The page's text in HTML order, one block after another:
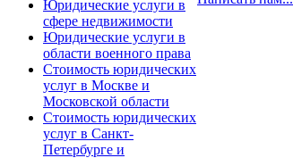
Юридические услуги в
сфере недвижимости
Юридические услуги в
области военного права
Стоимость юридических
услуг в Москве и
Московской области
Стоимость юридических
услуг в Санкт-
Петербурге и